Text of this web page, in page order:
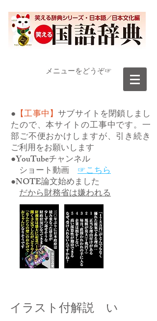
​メニューをどうぞ☞
● 【工事中】サブサイトを閉鎖しまし
たので、本サイトの工事中です。一
部ご不便おかけしますが、引き続き
ご利用をお願いします
●YouTubeチャンネル
ショート動画 ☞こちら
●NOTE論文始めました
だから財務省は嫌われる
イラスト付解説 い